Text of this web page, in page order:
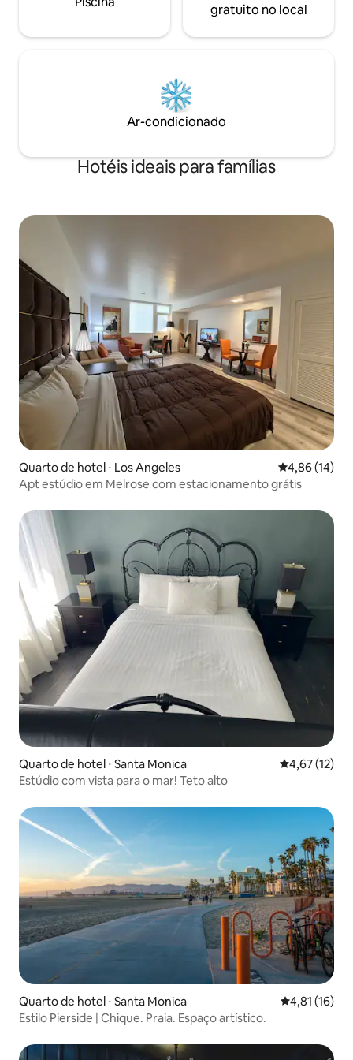
gratuito no local
Ar-condicionado
Hotéis ideais para famílias
Quarto de hotel ⋅ Los Angeles 4,86 de uma
4,86 (14)
Apt estúdio em Melrose com estacionamento grátis
Quarto de hotel ⋅ Santa Monica 4,67 de uma
4,67 (12)
Estúdio com vista para o mar! Teto alto
Quarto de hotel ⋅ Santa Monica 4,81 de uma
4,81 (16)
Estilo Pierside | Chique. Praia. Espaço artístico.